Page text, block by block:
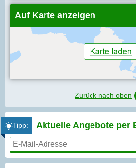
Auf Karte anzeigen
Zurück nach oben
Tipp: Aktuelle Angebote per